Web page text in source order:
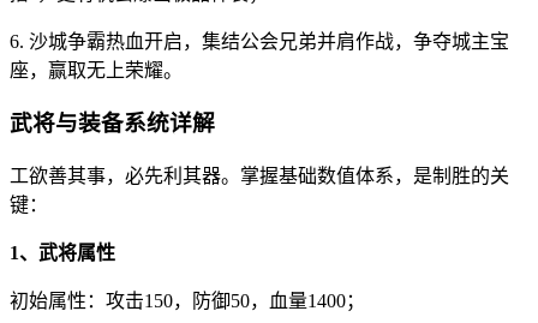
6. 沙城争霸热血开启，集结公会兄弟并肩作战，争夺城主宝
座，赢取无上荣耀。
武将与装备系统详解
工欲善其事，必先利其器。掌握基础数值体系，是制胜的关
键：
1、武将属性
初始属性：攻击150，防御50，血量1400；